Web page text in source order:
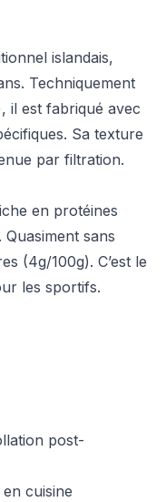
islandais,
Techniquement
il est fabriqué avec
Sa texture
par filtration.
en protéines
sans
(4g/100g). C’est le
les sportifs.
post-
cuisine